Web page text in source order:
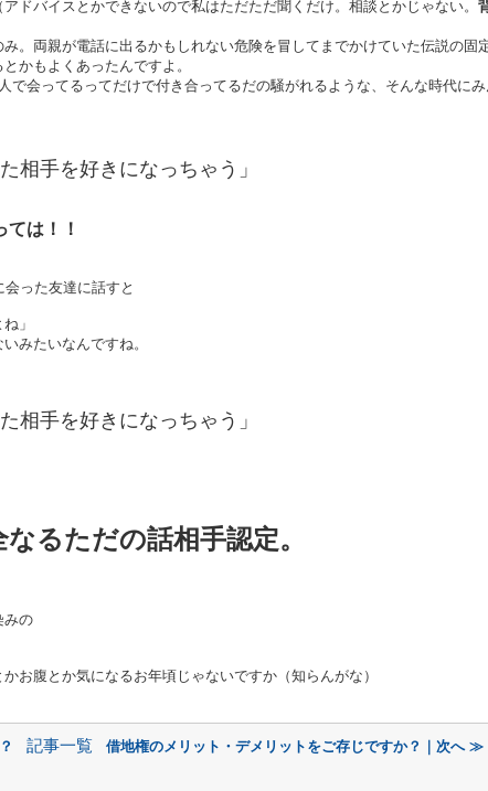
ドバイスとかできないので私はただただ聞くだけ。相談とかじゃない。
。両親が電話に出るかもしれない危険を冒してまでかけていた伝説の固
かもよくあったんですよ。
会ってるってだけで付き合ってるだの騒がれるような、そんな時代に
相手を好きになっちゃう」
ては！！
った友達に話すと
」
みたいなんですね。
相手を好きになっちゃう」
るただの話相手認定。
みの
お腹とか気になるお年頃じゃないですか（知らんがな）
記事一覧 借地権のメリット・デメリットをご存じですか？｜次へ ≫